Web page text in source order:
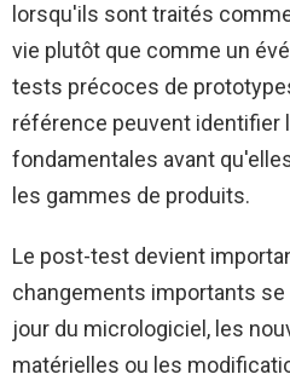
lorsqu'ils sont traités
vie plutôt que comme un
tests précoces de
référence peuvent identifier
fondamentales avant
les gammes de produits.
Le post-test devient
changements importants
jour du micrologiciel, les
matérielles ou les